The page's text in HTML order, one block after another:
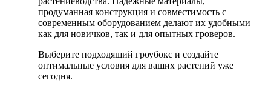
продуманная конструкция и совместимость с
современным оборудованием делают их удобными
как для новичков, так и для опытных гроверов.
Выберите подходящий гроубокс и создайте
оптимальные условия для ваших растений уже
сегодня.